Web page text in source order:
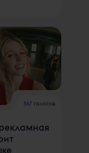
367голосов